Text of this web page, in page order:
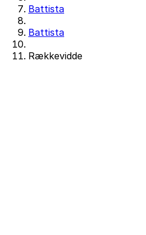
Battista
Battista
Rækkevidde